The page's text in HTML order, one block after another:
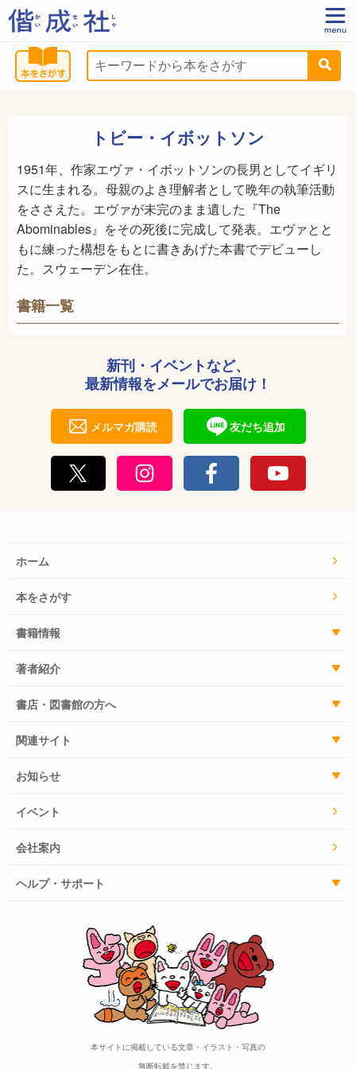
トビー・イボットソン
1951年、作家エヴァ・イボットソンの長男としてイギリ
スに生まれる。母親のよき理解者として晩年の執筆活動
をささえた。エヴァが未完のまま遺した『The
Abominables』をその死後に完成して発表。エヴァとと
もに練った構想をもとに書きあげた本書でデビューし
た。スウェーデン在住。
書籍一覧
新刊・イベントなど、
最新情報をメールでお届け！
メルマガ購読 友だち追加
ホーム
本をさがす
書籍情報
著者紹介
書店・図書館の方へ
関連サイト
お知らせ
イベント
会社案内
ヘルプ・サポート
本サイトに掲載している文章・イラスト・写真の
無断転載を禁じます。